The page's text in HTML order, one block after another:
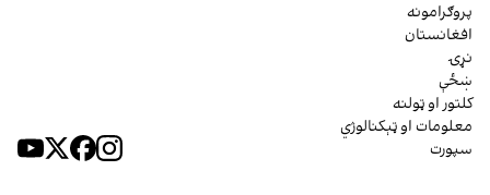
پروګرامونه
افغانستان
نړۍ
ښځې
کلتور او ټولنه
معلومات او ټېکنالوژي
سپورت